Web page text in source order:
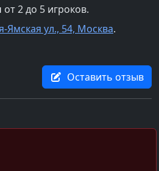
от 2 до 5 игроков.
Ямская ул., 54, Москва.
Оставить отзыв